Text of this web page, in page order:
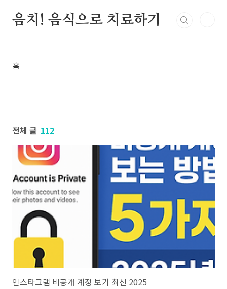
본문 바로가기
음치! 음식으로 치료하기
홈
전체 글 112
인스타그램 비공개 계정 보기 최신 2025